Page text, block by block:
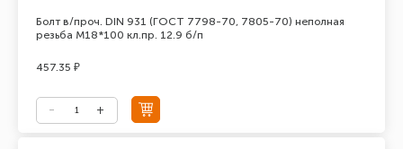
Болт в/проч. DIN 931 (ГОСТ 7798-70, 7805-70) неполная
резьба М18*100 кл.пр. 12.9 б/п
457.35 ₽